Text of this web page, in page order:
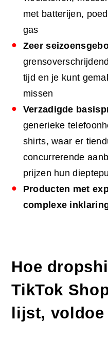
met batterijen,
gas
Zeer
tijd en je kunt
missen
Verzadigde
generieke
shirts, waar er
concurrerende
prijzen hun
Producten met
complexe
Hoe
TikTok
lijst,